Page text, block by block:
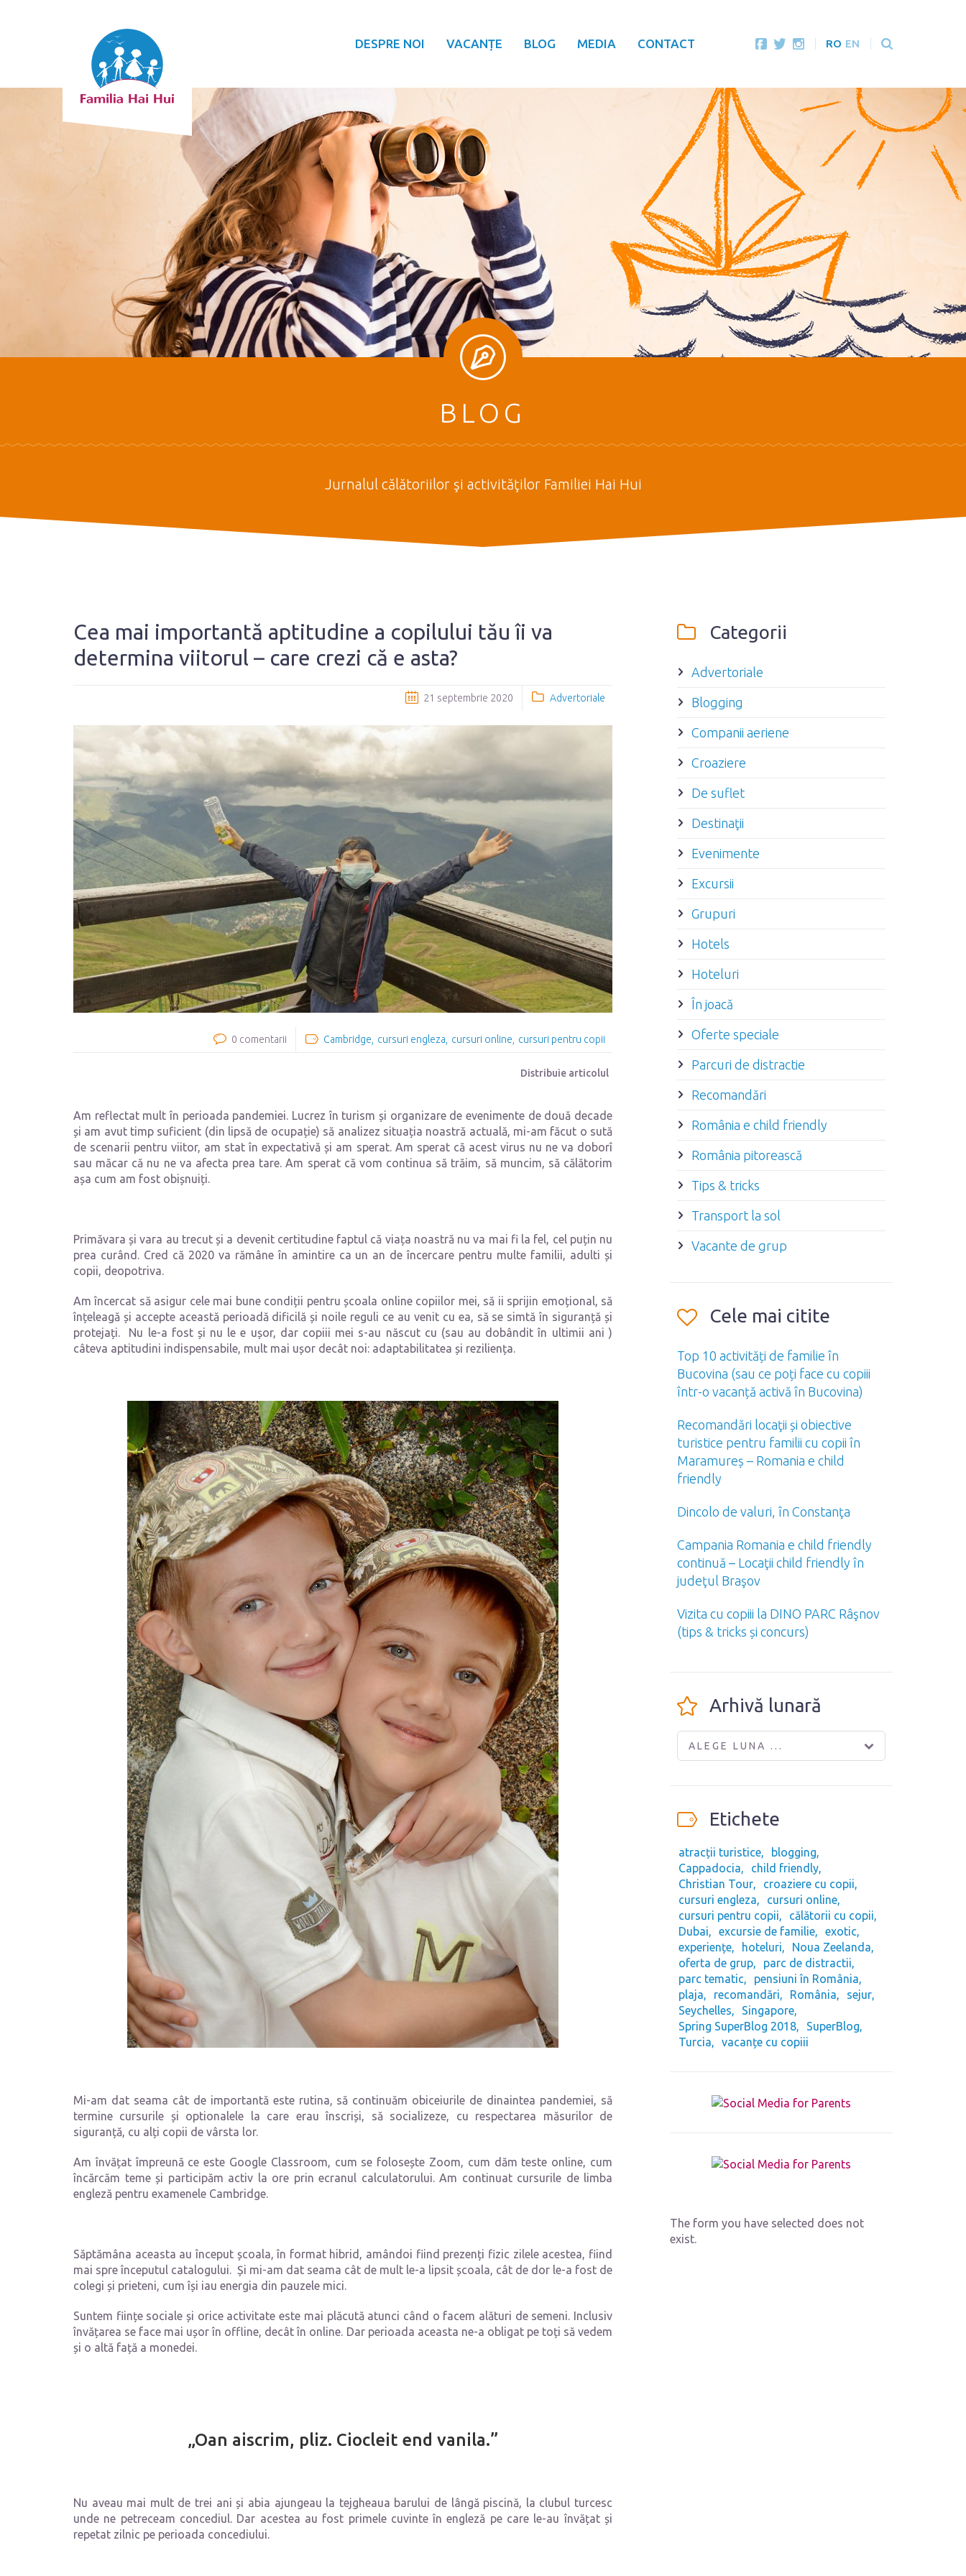
DESPRE NOI VACANȚE BLOG MEDIA CONTACT RO EN
BLOG
Jurnalul călătoriilor şi activităţilor Familiei Hai Hui
Cea mai importantă aptitudine a copilului tău îi va
determina viitorul – care crezi că e asta?
21 septembrie 2020 Advertoriale
0 comentarii Cambridge cursuri engleza cursuri online cursuri pentru copii
Distribuie articolul
Am reflectat mult în perioada pandemiei. Lucrez în turism și organizare de evenimente de două decade
și am avut timp suficient (din lipsă de ocupație) să analizez situația noastră actuală, mi-am făcut o sută
de scenarii pentru viitor, am stat în expectativă și am sperat. Am sperat că acest virus nu ne va doborî
sau măcar că nu ne va afecta prea tare. Am sperat că vom continua să trăim, să muncim, să călătorim
așa cum am fost obișnuiți.
Primăvara și vara au trecut și a devenit certitudine faptul că viața noastră nu va mai fi la fel, cel puțin nu
prea curând. Cred că 2020 va rămâne în amintire ca un an de încercare pentru multe familii, adulti și
copii, deopotriva.
Am încercat să asigur cele mai bune condiții pentru școala online copiilor mei, să ii sprijin emoțional, să
înțeleagă și accepte această perioadă dificilă și noile reguli ce au venit cu ea, să se simtă în siguranță și
protejați. Nu le-a fost și nu le e ușor, dar copiii mei s-au născut cu (sau au dobândit în ultimii ani )
câteva aptitudini indispensabile, mult mai ușor decât noi: adaptabilitatea și reziliența.
Mi-am dat seama cât de importantă este rutina, să continuăm obiceiurile de dinaintea pandemiei, să
termine cursurile și optionalele la care erau înscriși, să socializeze, cu respectarea măsurilor de
siguranță, cu alți copii de vârsta lor.
Am învățat împreună ce este Google Classroom, cum se folosește Zoom, cum dăm teste online, cum
încărcăm teme și participăm activ la ore prin ecranul calculatorului. Am continuat cursurile de limba
engleză pentru examenele Cambridge.
Săptămâna aceasta au început școala, în format hibrid, amândoi fiind prezenți fizic zilele acestea, fiind
mai spre începutul catalogului. Și mi-am dat seama cât de mult le-a lipsit școala, cât de dor le-a fost de
colegi și prieteni, cum își iau energia din pauzele mici.
Suntem ființe sociale și orice activitate este mai plăcută atunci când o facem alături de semeni. Inclusiv
învățarea se face mai ușor în offline, decât în online. Dar perioada aceasta ne-a obligat pe toți să vedem
și o altă față a monedei.
„Oan aiscrim, pliz. Ciocleit end vanila.”
Nu aveau mai mult de trei ani și abia ajungeau la tejgheaua barului de lângă piscină, la clubul turcesc
unde ne petreceam concediul. Dar acestea au fost primele cuvinte în engleză pe care le-au învățat și
repetat zilnic pe perioada concediului.
Categorii
Advertoriale
Blogging
Companii aeriene
Croaziere
De suflet
Destinaţii
Evenimente
Excursii
Grupuri
Hotels
Hoteluri
În joacă
Oferte speciale
Parcuri de distractie
Recomandări
România e child friendly
România pitorească
Tips & tricks
Transport la sol
Vacante de grup
Cele mai citite
Top 10 activități de familie în
Bucovina (sau ce poți face cu copiii
într-o vacanță activă în Bucovina)
Recomandări locaţii și obiective
turistice pentru familii cu copii în
Maramureș – Romania e child
friendly
Dincolo de valuri, în Constanţa
Campania Romania e child friendly
continuă – Locaţii child friendly în
judeţul Braşov
Vizita cu copiii la DINO PARC Râşnov
(tips & tricks și concurs)
Arhivă lunară
ALEGE LUNA ...
Etichete
atracții turistice
blogging
Cappadocia
child friendly
Christian Tour
croaziere cu copii
cursuri engleza
cursuri online
cursuri pentru copii
călătorii cu copii
Dubai
excursie de familie
exotic
experiențe
hoteluri
Noua Zeelanda
oferta de grup
parc de distractii
parc tematic
pensiuni în România
plaja
recomandări România
sejur
Seychelles
Singapore
Spring SuperBlog 2018
SuperBlog
Turcia
vacanțe cu copiii
The form you have selected does not
exist.